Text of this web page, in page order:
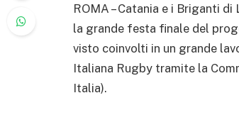
ROMA – Catania e i Briganti
la grande festa finale del
visto coinvolti in un grande
Italiana Rugby tramite la
Italia).